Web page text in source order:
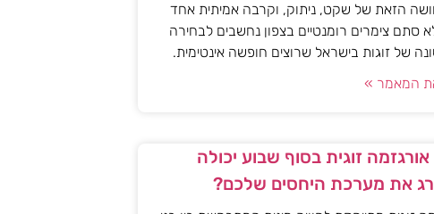
הזאת של שקט, ניתוק, וקרבה אמיתית אחד
סתם צימרים רומנטיים בצפון נחשבים לבחירה
של זוגות בישראל שרוצים חופשה אינטימית.
המאמר »
זוגית בסוף שבוע יכולה
את מערכת היחסים שלכם?